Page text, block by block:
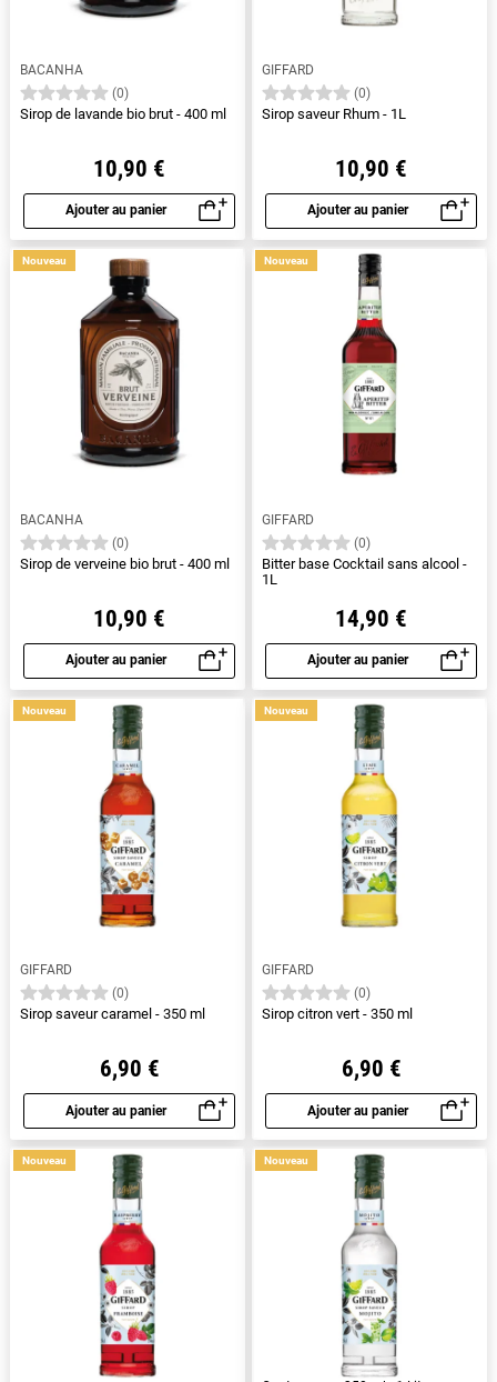
BACANHA
(0)
Sirop de lavande bio brut - 400 ml
10,90 €
Ajouter au panier
Aperçu rapide
GIFFARD
(0)
Sirop saveur Rhum - 1L
10,90 €
Ajouter au panier
Aperçu rapide
BACANHA
(0)
Sirop de verveine bio brut - 400 ml
10,90 €
Ajouter au panier
Aperçu rapide
Nouveau
GIFFARD
(0)
Bitter base Cocktail sans alcool -
1L
14,90 €
Ajouter au panier
Aperçu rapide
Nouveau
GIFFARD
(0)
Sirop saveur caramel - 350 ml
6,90 €
Ajouter au panier
Aperçu rapide
Nouveau
GIFFARD
(0)
Sirop citron vert - 350 ml
6,90 €
Ajouter au panier
Aperçu rapide
Nouveau
Nouveau Nouveau